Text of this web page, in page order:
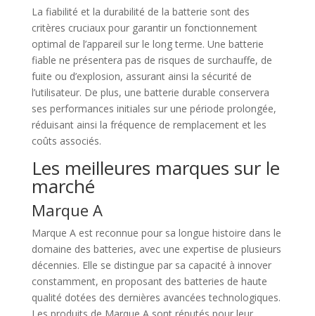
La fiabilité et la durabilité de la batterie sont des
critères cruciaux pour garantir un fonctionnement
optimal de l’appareil sur le long terme. Une batterie
fiable ne présentera pas de risques de surchauffe, de
fuite ou d’explosion, assurant ainsi la sécurité de
l’utilisateur. De plus, une batterie durable conservera
ses performances initiales sur une période prolongée,
réduisant ainsi la fréquence de remplacement et les
coûts associés.
Les meilleures marques sur le
marché
Marque A
Marque A est reconnue pour sa longue histoire dans le
domaine des batteries, avec une expertise de plusieurs
décennies. Elle se distingue par sa capacité à innover
constamment, en proposant des batteries de haute
qualité dotées des dernières avancées technologiques.